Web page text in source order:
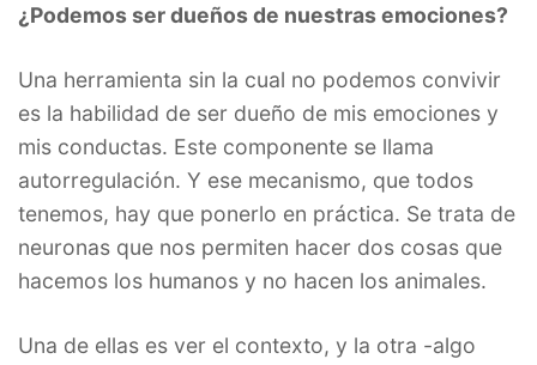
¿Podemos ser dueños de nuestras emociones?
Una herramienta sin la cual no podemos convivir
es la habilidad de ser dueño de mis emociones y
mis conductas. Este componente se llama
autorregulación. Y ese mecanismo, que todos
tenemos, hay que ponerlo en práctica. Se trata de
neuronas que nos permiten hacer dos cosas que
hacemos los humanos y no hacen los animales.
Una de ellas es ver el contexto, y la otra -algo